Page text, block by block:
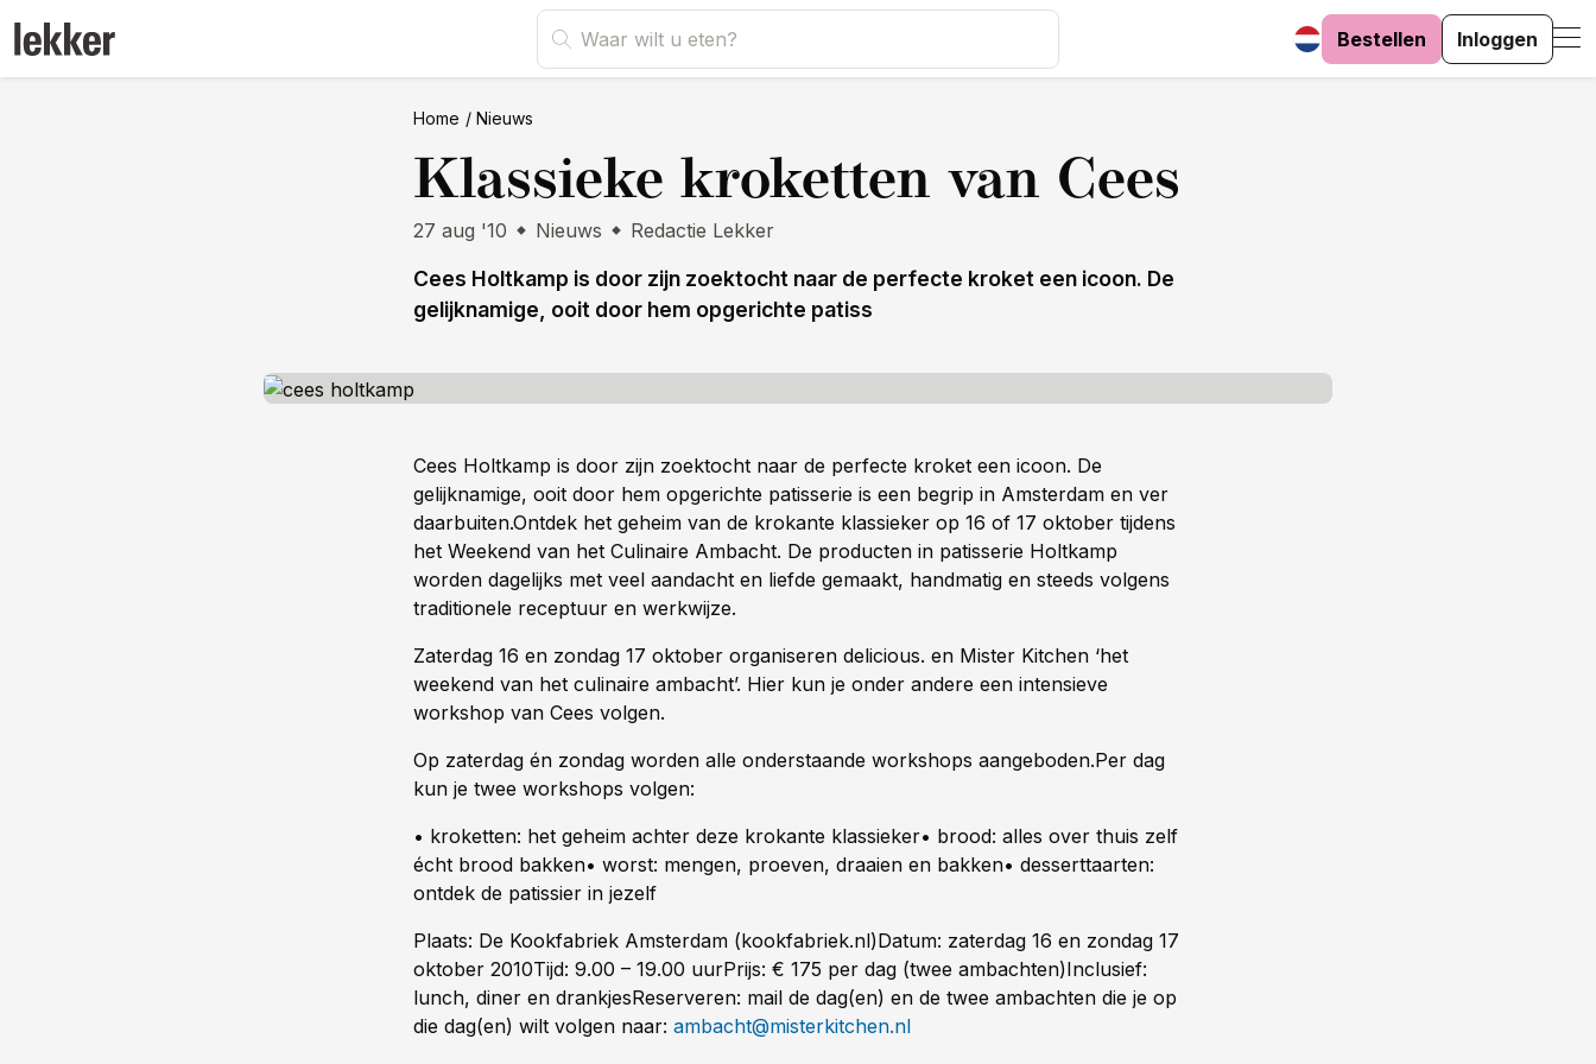
Bestellen Inloggen
Home Nieuws
Klassieke kroketten van Cees
27 aug '10 Nieuws Redactie Lekker
Cees Holtkamp is door zijn zoektocht naar de perfecte kroket een icoon. De
gelijknamige, ooit door hem opgerichte patiss
Cees Holtkamp is door zijn zoektocht naar de perfecte kroket een icoon. De
gelijknamige, ooit door hem opgerichte patisserie is een begrip in Amsterdam en ver
daarbuiten.Ontdek het geheim van de krokante klassieker op 16 of 17 oktober tijdens
het Weekend van het Culinaire Ambacht. De producten in patisserie Holtkamp
worden dagelijks met veel aandacht en liefde gemaakt, handmatig en steeds volgens
traditionele receptuur en werkwijze.
Zaterdag 16 en zondag 17 oktober organiseren delicious. en Mister Kitchen ‘het
weekend van het culinaire ambacht’. Hier kun je onder andere een intensieve
workshop van Cees volgen.
Op zaterdag én zondag worden alle onderstaande workshops aangeboden.Per dag
kun je twee workshops volgen:
• kroketten: het geheim achter deze krokante klassieker• brood: alles over thuis zelf
écht brood bakken• worst: mengen, proeven, draaien en bakken• desserttaarten:
ontdek de patissier in jezelf
Plaats: De Kookfabriek Amsterdam (kookfabriek.nl)Datum: zaterdag 16 en zondag 17
oktober 2010Tijd: 9.00 – 19.00 uurPrijs: € 175 per dag (twee ambachten)Inclusief:
lunch, diner en drankjesReserveren: mail de dag(en) en de twee ambachten die je op
die dag(en) wilt volgen naar: ambacht@misterkitchen.nl